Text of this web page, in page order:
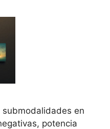
en
potencia